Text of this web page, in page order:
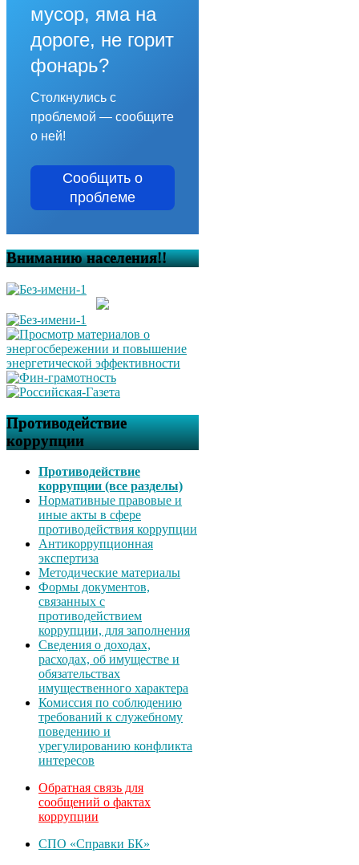
мусор, яма на
дороге, не горит
фонарь?
Столкнулись с
проблемой — сообщите
о ней!
Сообщить о
проблеме
Вниманию населения!!
Противодействие
коррупции
Противодействие
коррупции (все разделы)
Нормативные правовые и
иные акты в сфере
противодействия коррупции
Антикоррупционная
экспертиза
Методические материалы
Формы документов,
связанных с
противодействием
коррупции, для заполнения
Сведения о доходах,
расходах, об имуществе и
обязательствах
имущественного характера
Комиссия по соблюдению
требований к служебному
поведению и
урегулированию конфликта
интересов
Обратная связь для
сообщений о фактах
коррупции
СПО «Справки БК»